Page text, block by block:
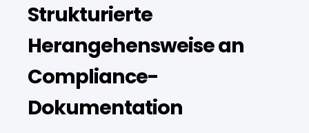
Strukturierte
Herangehensweise an
Compliance-
Dokumentation